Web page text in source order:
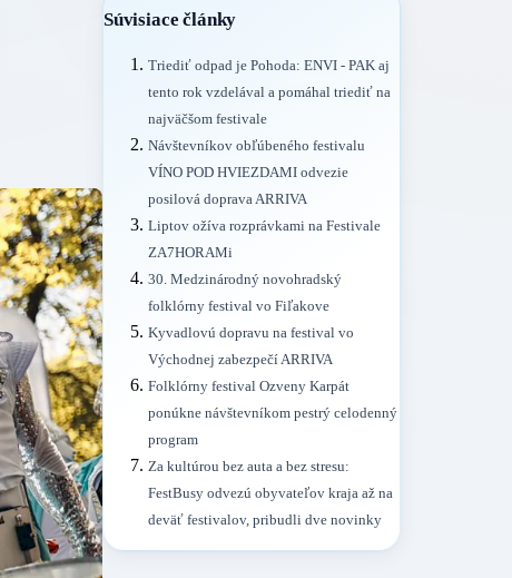
Súvisiace články
Triediť odpad je Pohoda: ENVI - PAK aj
tento rok vzdelával a pomáhal triediť na
najväčšom festivale
Návštevníkov obľúbeného festivalu
VÍNO POD HVIEZDAMI odvezie
posilová doprava ARRIVA
Liptov ožíva rozprávkami na Festivale
ZA7HORAMi
30. Medzinárodný novohradský
folklórny festival vo Fiľakove
Kyvadlovú dopravu na festival vo
Východnej zabezpečí ARRIVA
Folklórny festival Ozveny Karpát
ponúkne návštevníkom pestrý celodenný
program
Za kultúrou bez auta a bez stresu:
FestBusy odvezú obyvateľov kraja až na
deväť festivalov, pribudli dve novinky